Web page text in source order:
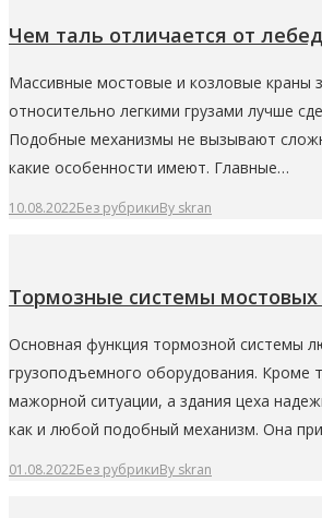
Чем таль отличается от
Массивные мостовые и козловые краны
относительно легкими грузами лучше
Подобные механизмы не вызывают
какие особенности имеют. Главные…
10.08.2022Без рубрикиBy skran
Тормозные системы
Основная функция тормозной системы
грузоподъемного оборудования. Кроме
мажорной ситуации, а здания цеха
как и любой подобный механизм. Она
01.08.2022Без рубрикиBy skran